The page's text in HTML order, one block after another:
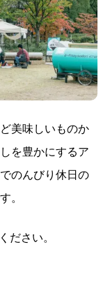
美味しいものか
を豊かにするア
のんびり休日の
。
ださい。